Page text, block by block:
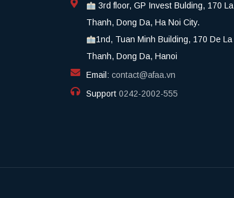
3rd floor, GP Invest Bulding, 170 La
Thanh, Dong Da, Ha Noi City.
1nd, Tuan Minh Building, 170 De La
Thanh, Dong Da, Hanoi
Email: contact@afaa.vn
Support 0242-2002-555​